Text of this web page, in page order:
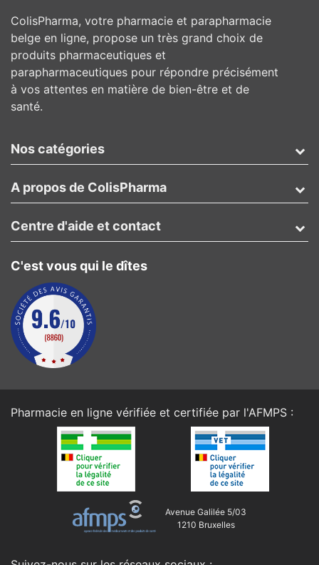
ColisPharma, votre pharmacie et parapharmacie
belge en ligne, propose un très grand choix de
produits pharmaceutiques et
parapharmaceutiques pour répondre précisément
à vos attentes en matière de bien-être et de
santé.
Nos catégories
A propos de ColisPharma
C'est vous qui le dîtes
Centre d'aide et contact
Pharmacie en ligne vérifiée et certifiée par l'AFMPS :
Avenue Galilée 5/03
1210 Bruxelles